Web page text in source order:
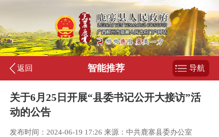
返回 智能推荐 导航
关于6月25日开展“县委书记公开大接访”活
动的公告
发布时间：2024-06-19 17:26 来源：中共鹿寨县委办公室